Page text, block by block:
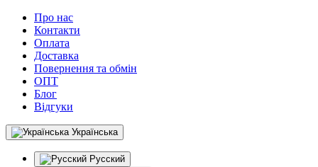
Про нас
Контакти
Оплата
Доставка
Повернення та обмін
ОПТ
Блог
Відгуки
Українська
Русский